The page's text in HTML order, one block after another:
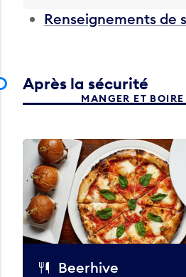
Renseignements de
Après la sécurité
MANGER ET BOIRE
Beerhive